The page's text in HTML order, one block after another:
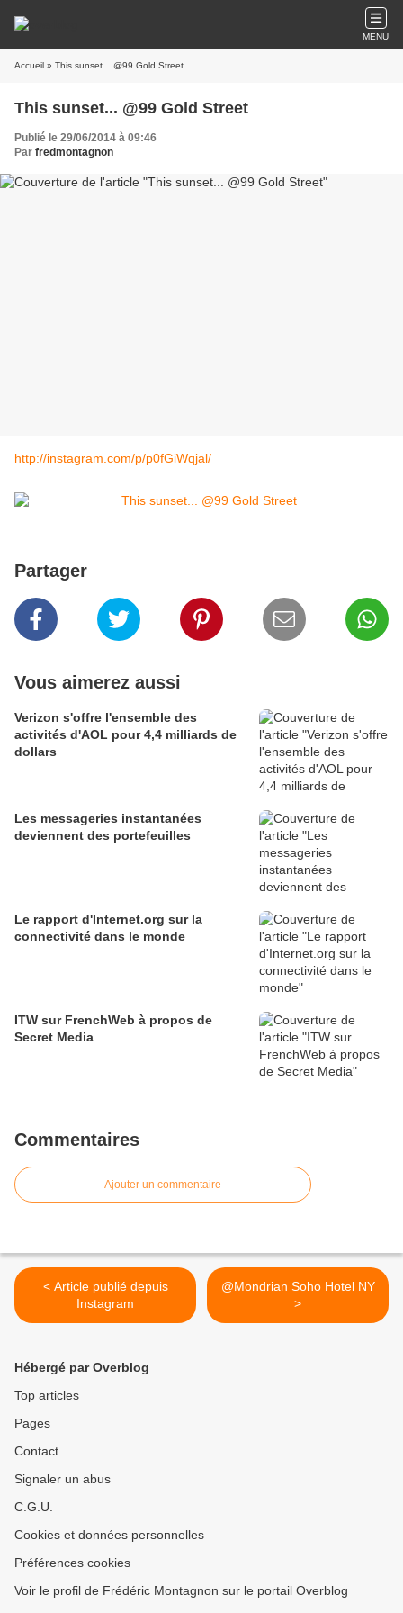
MENU
Accueil » This sunset... @99 Gold Street
This sunset... @99 Gold Street
Publié le 29/06/2014 à 09:46
Par fredmontagnon
http://instagram.com/p/p0fGiWqjal/
Partager
Vous aimerez aussi
Verizon s'offre l'ensemble des
activités d'AOL pour 4,4 milliards de
dollars
Les messageries instantanées
deviennent des portefeuilles
Le rapport d'Internet.org sur la
connectivité dans le monde
ITW sur FrenchWeb à propos de
Secret Media
Commentaires
Ajouter un commentaire
< Article publié depuis
Instagram
@Mondrian Soho Hotel NY
>
Hébergé par Overblog
Top articles
Pages
Contact
Signaler un abus
C.G.U.
Cookies et données personnelles
Préférences cookies
Voir le profil de Frédéric Montagnon sur le portail Overblog